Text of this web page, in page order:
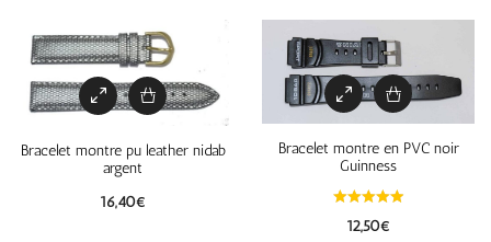
Bracelet montre pu leather nidab
argent
16,40€
Bracelet montre en PVC noir
Guinness
12,50€